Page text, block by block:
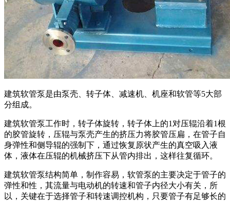
建筑软管泵是由泵壳、转子体、减速机、机座和软管等5大部
分组成。
建筑软管泵工作时，转子体旋转，转子体上的1对压辊沿着1根
的胶管旋转，压辊与泵壳产生的挤压力将胶管压扁，在管子自
身弹性和侧导辊的强制下，通过恢复原状产生的真空吸入液
体，液体在压辊的机械挤压下从管内排出，这样往复循环。
建筑软管泵结构简单，制作容易，软管泵的主要决定于管子的
弹性和性，其流量与电动机的转速和管子内径大小有关，所
以，关键在于选择管子和转速调控机构，只要管子有足够长的